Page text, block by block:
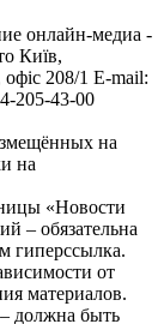
онлайн-медиа -
Київ,
208/1 E-mail:
205-43-00
на
на
«Новости
– обязательна
гиперссылка.
от
материалов.
должна быть